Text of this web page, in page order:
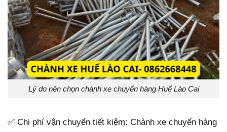
Lý do nên chọn chành xe chuyển hàng Huế Lào Cai
✅ Chi phí vận chuyển tiết kiệm: Chành xe chuyển hàng